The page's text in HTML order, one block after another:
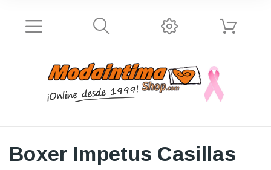
Boxer Impetus Casillas